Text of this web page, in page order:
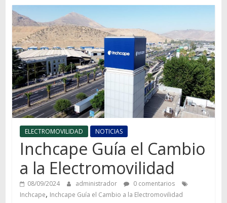
Autos,
camiones,
motos,
información
del
mundo
del
transporte
ELECTROMOVILIDAD NOTICIAS
Inchcape Guía el Cambio
a la Electromovilidad
08/09/2024 administrador
0 comentarios
Inchcape, Inchcape Guía el Cambio a la Electromovilidad